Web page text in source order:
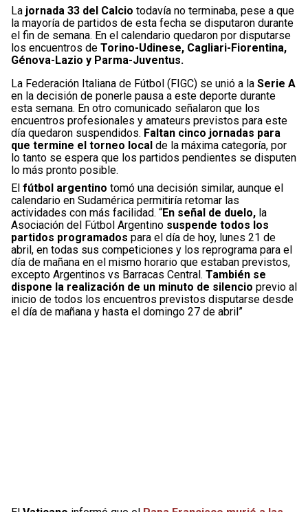
La jornada 33 del Calcio todavía no terminaba, pese a que
la mayoría de partidos de esta fecha se disputaron durante
el fin de semana. En el calendario quedaron por disputarse
los encuentros de Torino-Udinese, Cagliari-Fiorentina,
Génova-Lazio y Parma-Juventus.
La Federación Italiana de Fútbol (FIGC) se unió a la Serie A
en la decisión de ponerle pausa a este deporte durante
esta semana. En otro comunicado señalaron que los
encuentros profesionales y amateurs previstos para este
día quedaron suspendidos. Faltan cinco jornadas para
que termine el torneo local de la máxima categoría, por
lo tanto se espera que los partidos pendientes se disputen
lo más pronto posible.
El fútbol argentino tomó una decisión similar, aunque el
calendario en Sudamérica permitiría retomar las
actividades con más facilidad. “En señal de duelo, la
Asociación del Fútbol Argentino suspende todos los
partidos programados para el día de hoy, lunes 21 de
abril, en todas sus competiciones y los reprograma para el
día de mañana en el mismo horario que estaban previstos,
excepto Argentinos vs Barracas Central. También se
dispone la realización de un minuto de silencio previo al
inicio de todos los encuentros previstos disputarse desde
el día de mañana y hasta el domingo 27 de abril”